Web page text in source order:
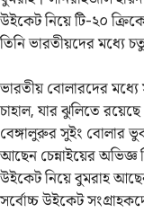
উইকেট নিয়ে টি-২০
তিনি ভারতীয়দের মধ্যে
ভারতীয় বোলারদের মধ্যে
চাহাল, যার ঝুলিতে
বেঙ্গালুরুর সুইং বোলার
আছেন চেন্নাইয়ের
উইকেট নিয়ে বুমরাহ
সর্বোচ্চ উইকেট